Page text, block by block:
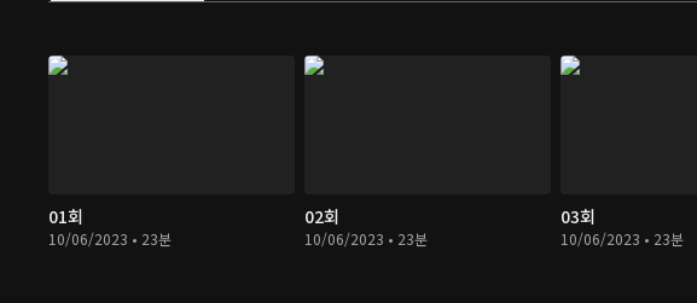
01회
10/06/2023 • 23분
02회
10/06/2023 • 23분
03회
10/06/2023 • 23분